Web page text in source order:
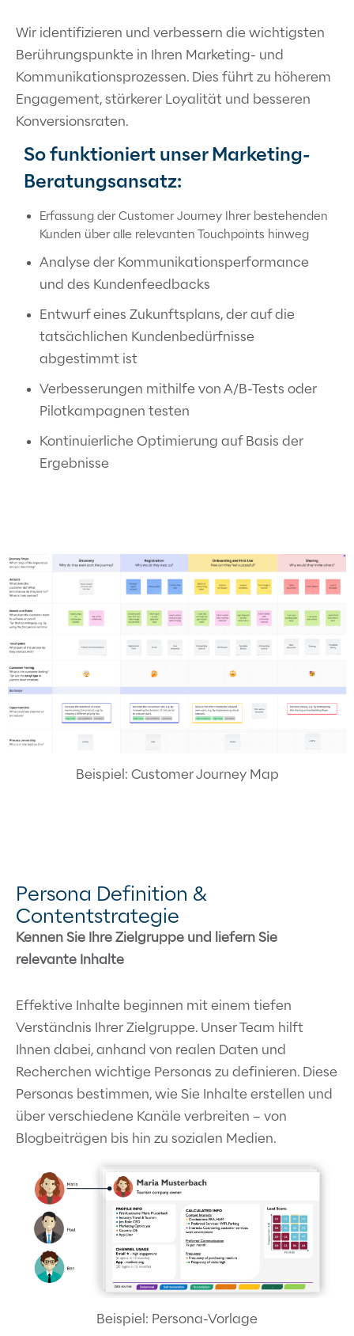
Wir identifizieren und verbessern die wichtigsten
Berührungspunkte in Ihren Marketing- und
Kommunikationsprozessen. Dies führt zu höherem
Engagement, stärkerer Loyalität und besseren
Konversionsraten.
So funktioniert unser Marketing-
Beratungsansatz:
Erfassung der Customer Journey Ihrer bestehenden
Kunden über alle relevanten Touchpoints hinweg
Analyse der Kommunikationsperformance
und des Kundenfeedbacks
Entwurf eines Zukunftsplans, der auf die
tatsächlichen Kundenbedürfnisse
abgestimmt ist
Verbesserungen mithilfe von A/B-Tests oder
Pilotkampagnen testen
Kontinuierliche Optimierung auf Basis der
Ergebnisse
Beispiel: Customer Journey Map
Persona Definition &
Contentstrategie
Kennen Sie Ihre Zielgruppe und liefern Sie
relevante Inhalte
Effektive Inhalte beginnen mit einem tiefen
Verständnis Ihrer Zielgruppe. Unser Team hilft
Ihnen dabei, anhand von realen Daten und
Recherchen wichtige Personas zu definieren. Diese
Personas bestimmen, wie Sie Inhalte erstellen und
über verschiedene Kanäle verbreiten – von
Blogbeiträgen bis hin zu sozialen Medien.
Beispiel: Persona-Vorlage